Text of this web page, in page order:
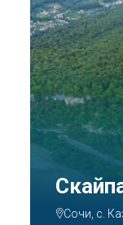
Парк
Сочи, ул.